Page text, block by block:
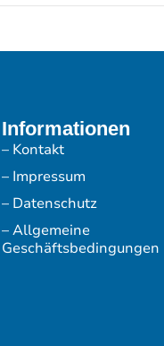
Informationen
– Kontakt
– Impressum
– Datenschutz
– Allgemeine
Geschäftsbedingungen